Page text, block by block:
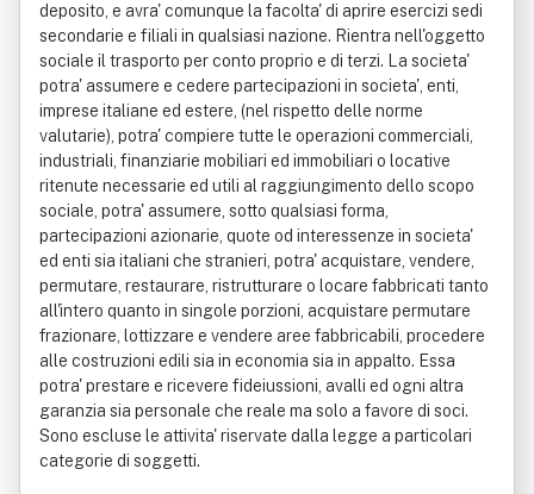
deposito, e avra' comunque la facolta' di aprire esercizi sedi
secondarie e filiali in qualsiasi nazione. Rientra nell'oggetto
sociale il trasporto per conto proprio e di terzi. La societa'
potra' assumere e cedere partecipazioni in societa', enti,
imprese italiane ed estere, (nel rispetto delle norme
valutarie), potra' compiere tutte le operazioni commerciali,
industriali, finanziarie mobiliari ed immobiliari o locative
ritenute necessarie ed utili al raggiungimento dello scopo
sociale, potra' assumere, sotto qualsiasi forma,
partecipazioni azionarie, quote od interessenze in societa'
ed enti sia italiani che stranieri, potra' acquistare, vendere,
permutare, restaurare, ristrutturare o locare fabbricati tanto
all'intero quanto in singole porzioni, acquistare permutare
frazionare, lottizzare e vendere aree fabbricabili, procedere
alle costruzioni edili sia in economia sia in appalto. Essa
potra' prestare e ricevere fideiussioni, avalli ed ogni altra
garanzia sia personale che reale ma solo a favore di soci.
Sono escluse le attivita' riservate dalla legge a particolari
categorie di soggetti.